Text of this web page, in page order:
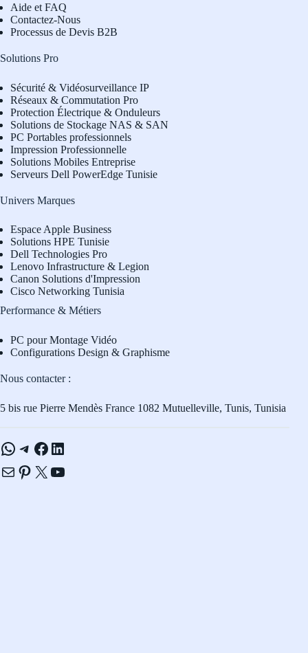
Aide et FAQ
Contactez-Nous
Processus de Devis B2B
Solutions Pro
Sécurité & Vidéosurveillance IP
Réseaux & Commutation Pro
Protection Électrique & Onduleurs
Solutions de Stockage NAS & SAN
PC Portables professionnels
Impression Professionnelle
Solutions Mobiles Entreprise
Serveurs Dell PowerEdge Tunisie
Univers Marques
Espace Apple Business
Solutions HPE Tunisie
Dell Technologies Pro
Lenovo Infrastructure & Legion
Canon Solutions d'Impression
Cisco Networking Tunisia
Performance & Métiers
PC pour Montage Vidéo
Configurations Design & Graphisme
Nous contacter :
5 bis rue Pierre Mendès France 1082 Mutuelleville, Tunis, Tunisia
WhatsApp
Telegram
Facebook
LinkedIn
E-mailPinterest
X YouTube